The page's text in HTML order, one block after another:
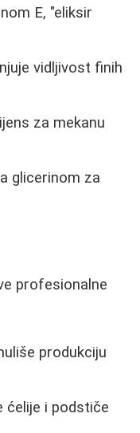
E, "eliksir
vidljivost finih
za mekanu
glicerinom za
profesionalne
produkciju
ćelije i podstiče